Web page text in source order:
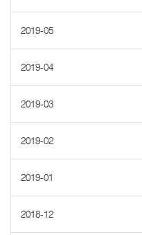
2019-05
2019-04
2019-03
2019-02
2019-01
2018-12